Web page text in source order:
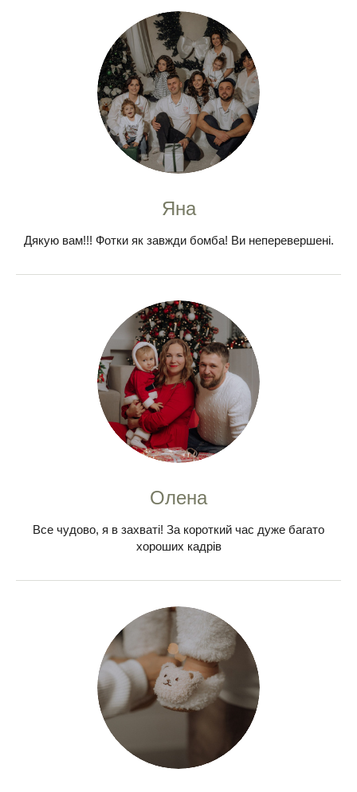
Яна
Дякую вам!!! Фотки як завжди бомба! Ви неперевершені.
Олена
Все чудово, я в захваті! За короткий час дуже багато
хороших кадрів